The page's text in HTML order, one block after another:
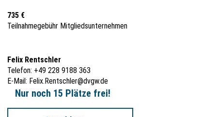
735 €
Teilnahmegebühr Mitgliedsunternehmen
Felix Rentschler
Telefon: +49 228 9188 363
E-Mail: Felix.Rentschler@dvgw.de
Nur noch 15 Plätze frei!